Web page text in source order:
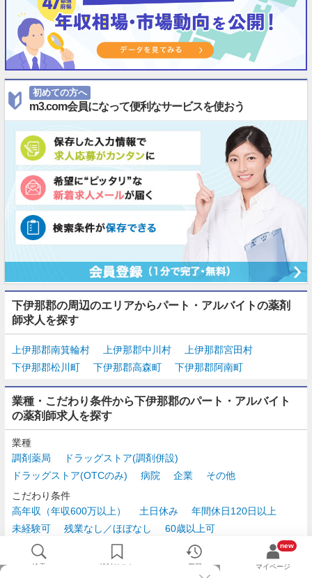
初めての方へ
m3.com会員になって便利なサービスを使おう
下伊那郡の周辺のエリアからパート・アルバイトの薬剤
師求人を探す
上伊那郡南箕輪村 上伊那郡中川村
上伊那郡宮田村
下伊那郡松川町
下伊那郡高森町 下伊那郡阿南町
業種・こだわり条件から下伊那郡のパート・アルバイト
の薬剤師求人を探す
業種
調剤薬局
ドラッグストア(調剤併設)
ドラッグストア(OTCのみ)
病院 企業
その他
こだわり条件
高年収（年収600万以上）
土日休み
年間休日120日以上
未経験可
残業なし／ほぼなし
60歳以上可
時給2,500円以上
検索 検討リスト 履歴
new
マイページ